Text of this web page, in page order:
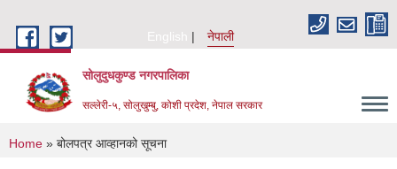
English
नेपाली
सोलुदुधकुण्ड नगरपालिका
सल्लेरी-५, सोलुखुम्बु, कोशी प्रदेश, नेपाल सरकार
You are here
Home » बोलपत्र आव्हानको सूचना